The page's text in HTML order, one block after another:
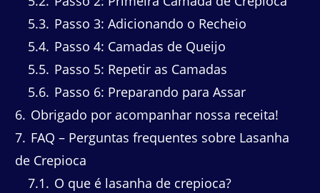
5.3 Passo 3: Adicionando o Recheio
5.4 Passo 4: Camadas de Queijo
5.5 Passo 5: Repetir as Camadas
5.6 Passo 6: Preparando para Assar
6 Obrigado por acompanhar nossa receita!
7 FAQ – Perguntas frequentes sobre Lasanha
de Crepioca
7.1
O que é lasanha de crepioca?